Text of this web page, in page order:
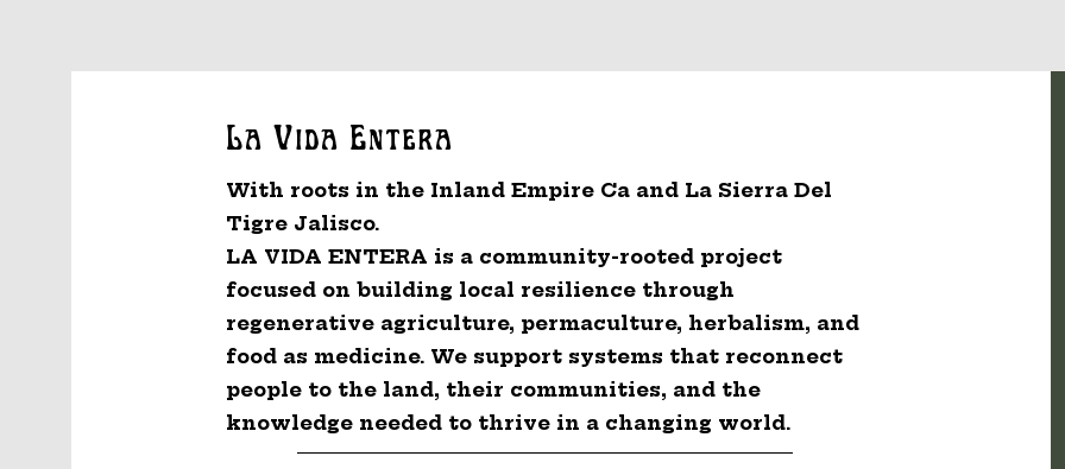
La Vida Entera
With roots in the Inland Empire Ca and La Sierra Del
Tigre Jalisco.
LA VIDA ENTERA is a community-rooted project
focused on building local resilience through
regenerative agriculture, permaculture, herbalism, and
food as medicine. We support systems that reconnect
people to the land, their communities, and the
knowledge needed to thrive in a changing world.